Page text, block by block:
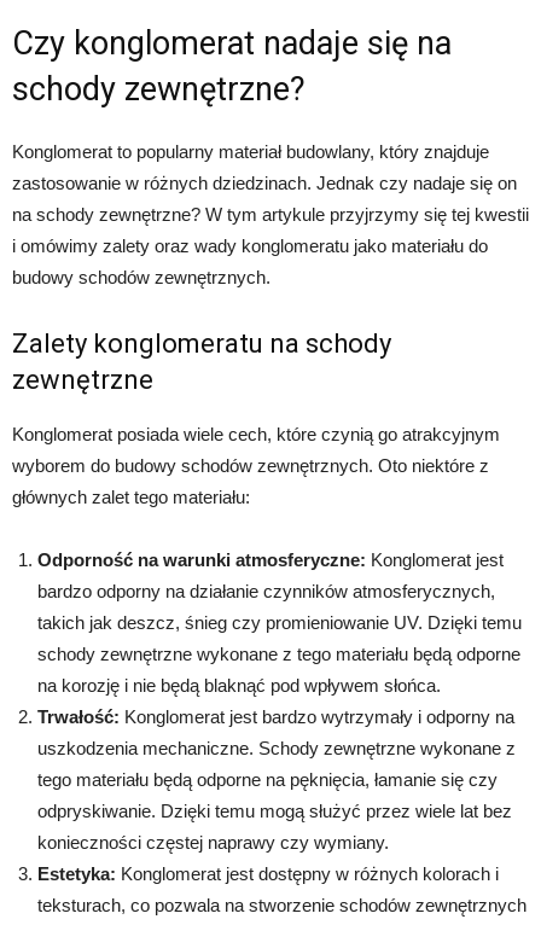
Czy konglomerat nadaje się na
schody zewnętrzne?
Konglomerat to popularny materiał budowlany, który znajduje
zastosowanie w różnych dziedzinach. Jednak czy nadaje się on
na schody zewnętrzne? W tym artykule przyjrzymy się tej kwestii
i omówimy zalety oraz wady konglomeratu jako materiału do
budowy schodów zewnętrznych.
Zalety konglomeratu na schody
zewnętrzne
Konglomerat posiada wiele cech, które czynią go atrakcyjnym
wyborem do budowy schodów zewnętrznych. Oto niektóre z
głównych zalet tego materiału:
Odporność na warunki atmosferyczne: Konglomerat jest
bardzo odporny na działanie czynników atmosferycznych,
takich jak deszcz, śnieg czy promieniowanie UV. Dzięki temu
schody zewnętrzne wykonane z tego materiału będą odporne
na korozję i nie będą blaknąć pod wpływem słońca.
Trwałość: Konglomerat jest bardzo wytrzymały i odporny na
uszkodzenia mechaniczne. Schody zewnętrzne wykonane z
tego materiału będą odporne na pęknięcia, łamanie się czy
odpryskiwanie. Dzięki temu mogą służyć przez wiele lat bez
konieczności częstej naprawy czy wymiany.
Estetyka: Konglomerat jest dostępny w różnych kolorach i
teksturach, co pozwala na stworzenie schodów zewnętrznych